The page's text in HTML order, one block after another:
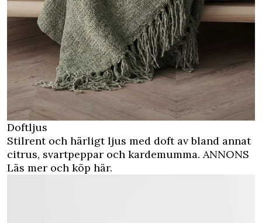
Doftljus
Stilrent och härligt ljus med doft av bland annat
citrus, svartpeppar och kardemumma. ANNONS
Läs mer och köp här.